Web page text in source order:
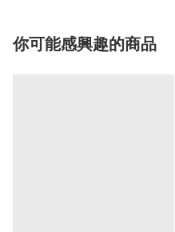
你可能感興趣的商品